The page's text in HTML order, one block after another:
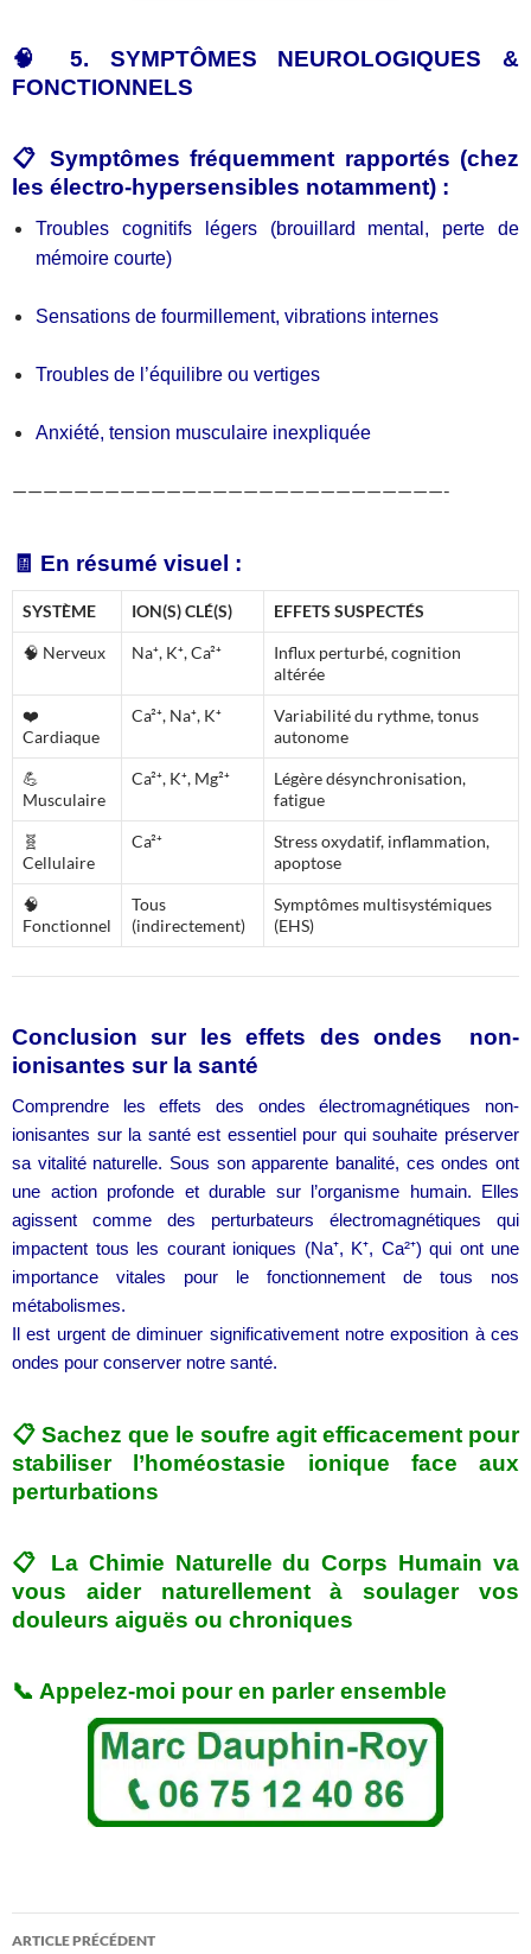
🧠 5. SYMPTÔMES NEUROLOGIQUES &
FONCTIONNELS
📋 Symptômes fréquemment rapportés (chez
les électro-hypersensibles notamment) :
Troubles cognitifs légers (brouillard mental, perte de
mémoire courte)
Sensations de fourmillement, vibrations internes
Troubles de l’équilibre ou vertiges
Anxiété, tension musculaire inexpliquée
————————————————————————————-
🧾 En résumé visuel :
SYSTÈME ION(S) CLÉ(S) EFFETS SUSPECTÉS
🧠 Nerveux Na⁺, K⁺, Ca²⁺
Influx perturbé, cognition
altérée
❤️
Cardiaque
Ca²⁺, Na⁺, K⁺
Variabilité du rythme, tonus
autonome
💪
Musculaire
Ca²⁺, K⁺, Mg²⁺
Légère désynchronisation,
fatigue
🧬
Cellulaire
Ca²⁺
Stress oxydatif, inflammation,
apoptose
🧠
Fonctionnel
Tous
(indirectement)
Symptômes multisystémiques
(EHS)
Conclusion sur les effets des ondes non-
ionisantes sur la santé
Comprendre les effets des ondes électromagnétiques non-
ionisantes sur la santéest essentiel pour qui souhaite préserver
sa vitalité naturelle. Sous son apparente banalité, ces ondes ont
une action profonde et durable sur l’organisme humain. Elles
agissent comme des perturbateurs électromagnétiques qui
impactent tous les courant ioniques (Na⁺, K⁺, Ca²⁺) qui ont une
importance vitales pour le fonctionnement de tous nos
métabolismes.
Il est urgent de diminuer significativement notre exposition à ces
ondes pour conserver notre santé.
📋 Sachez que le soufre agit efficacement pour
stabiliser l’homéostasie ionique face aux
perturbations
📋 La Chimie Naturelle du Corps Humain va
vous aider naturellement à soulager vos
douleurs aiguës ou chroniques
📞 Appelez-moi pour en parler ensemble
ARTICLE PRÉCÉDENT